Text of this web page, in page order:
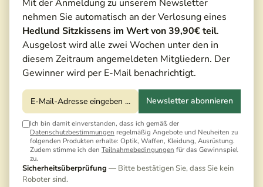
Mit der Anmeldung zu unserem Newsletter
nehmen Sie automatisch an der Verlosung eines
Hedlund Sitzkissens im Wert von 39,90€ teil.
Ausgelost wird alle zwei Wochen unter den in
diesem Zeitraum angemeldeten Mitgliedern. Der
Gewinner wird per E-Mail benachrichtigt.
Newsletter abonnieren
Ich bin damit einverstanden, dass ich gemäß der
Datenschutzbestimmungen regelmäßig Angebote und Neuheiten zu
folgenden Produkten erhalte: Optik, Waffen, Kleidung, Ausrüstung.
Zudem stimme ich den Teilnahmebedingungen für das Gewinnspiel
zu.
Sicherheitsüberprüfung — Bitte bestätigen Sie, dass Sie kein
Roboter sind.